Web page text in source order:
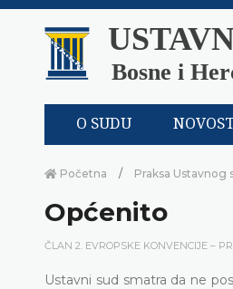
Bosne i
O SUDU
Početna Praksa Ustavnog
Općenito
ČLAN 2. EVROPSKE KONVENCIJE –
Ustavni sud smatra da ne